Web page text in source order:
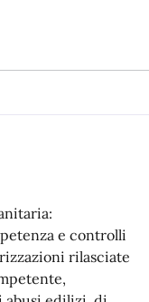
e controlli
rilasciate